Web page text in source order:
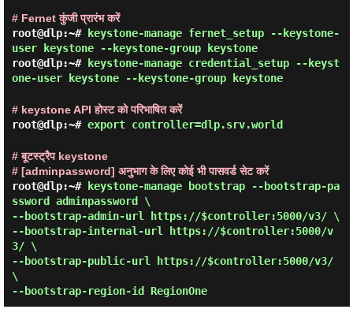
# Fernet कुंजी प्रारंभ करें
root@dlp:~#
keystone-manage fernet_setup --keystone-
user keystone --keystone-group keystone
root@dlp:~#
keystone-manage credential_setup --keyst
one-user keystone --keystone-group keystone
# keystone API होस्ट को परिभाषित करें
root@dlp:~# export controller=dlp.srv.world
# बूटस्ट्रैप keystone
# [adminpassword] अनुभाग के लिए कोई भी पासवर्ड सेट करें
root@dlp:~#
keystone-manage bootstrap --bootstrap-pa
ssword adminpassword \
--bootstrap-admin-url https://$controller:5000/v3/ \
--bootstrap-internal-url https://$controller:5000/v
3/ \
--bootstrap-public-url https://$controller:5000/v3/
\
--bootstrap-region-id RegionOne